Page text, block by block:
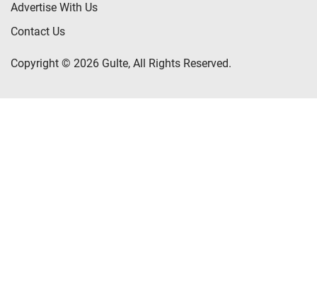
Advertise With Us
Contact Us
Copyright © 2026 Gulte, All Rights Reserved.